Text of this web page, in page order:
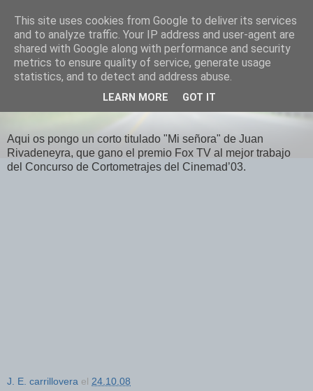
El Otro Lao
Aqui os pongo un corto titulado "Mi señora" de Juan
Rivadeneyra, que gano el premio Fox TV al mejor trabajo
del Concurso de Cortometrajes del Cinemad’03.
J. E. carrillovera el 24.10.08
This site uses cookies from Google to deliver its services
and to analyze traffic. Your IP address and user-agent are
shared with Google along with performance and security
metrics to ensure quality of service, generate usage
statistics, and to detect and address abuse.
LEARN MORE GOT IT